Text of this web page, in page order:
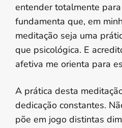
entender totalmente
fundamenta que, em
meditação seja uma
que psicológica. E
afetiva me orienta para
A prática desta
dedicação constantes.
põe em jogo distintas